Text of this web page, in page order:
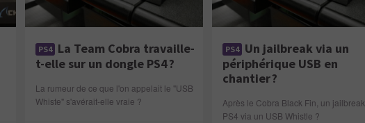
PS4 La Team Cobra travaille-
t-elle sur un dongle PS4 ?
La rumeur de ce que l'on appelait le "USB
Whiste" s'avérait-elle vraie ?
PS4 Un jailbreak via un
périphérique USB en
chantier ?
Après le Cobra Black Fin, un jailbreak
PS4 via un USB Whistle ?